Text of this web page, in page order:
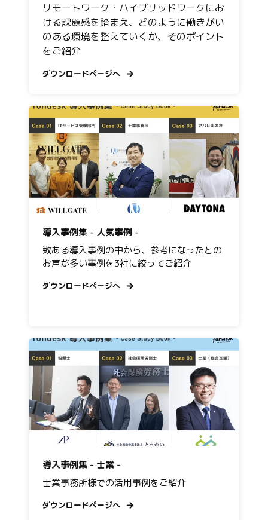
リモートワーク・ハイブリッドワークにお
ける課題感を踏まえ、どのように働きがい
のある環境を整えていくか、そのポイント
をご紹介
ダウンロードページへ
導入事例集 - 人気事例 -
数ある導入事例の中から、参考になったとの
お声が多い事例を3社に絞ってご紹介
ダウンロードページへ
導入事例集 - 士業 -
士業事務所様での活用事例をご紹介
ダウンロードページへ